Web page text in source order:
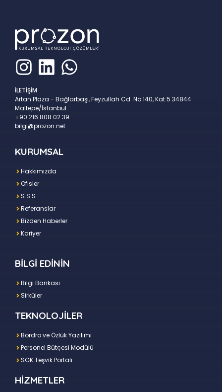
İLETİŞİM
Artan Plaza - Bağlarbaşı, Feyzullah Cd. No:140, Kat:5 34844
Maltepe/İstanbul
+90 216 808 02 39
bilgi@prozon.net
KURUMSAL
Hakkımızda
Ofisler
S.S.S.
Referanslar
Bizden Haberler
Kariyer
BİLGİ EDİNİN
Bilgi Bankası
Sirküler
TEKNOLOJİLER
Bordro ve Özlük Yazılımı
Personel Bütçesi Modülü
SGK Teşvik Portalı
HİZMETLER